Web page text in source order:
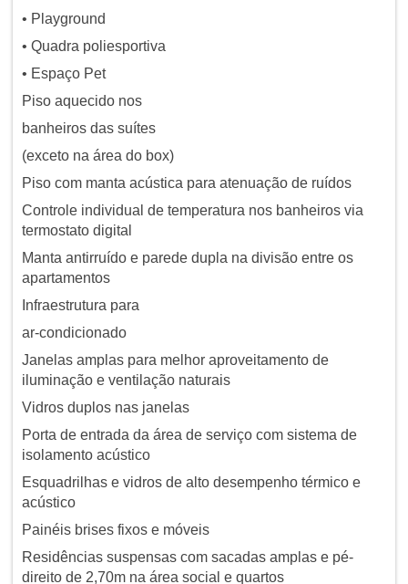
• Playground
• Quadra poliesportiva
• Espaço Pet
Piso aquecido nos
banheiros das suítes
(exceto na área do box)
Piso com manta acústica para atenuação de ruídos
Controle individual de temperatura nos banheiros via
termostato digital
Manta antirruído e parede dupla na divisão entre os
apartamentos
Infraestrutura para
ar-condicionado
Janelas amplas para melhor aproveitamento de
iluminação e ventilação naturais
Vidros duplos nas janelas
Porta de entrada da área de serviço com sistema de
isolamento acústico
Esquadrilhas e vidros de alto desempenho térmico e
acústico
Painéis brises fixos e móveis
Residências suspensas com sacadas amplas e pé-
direito de 2,70m na área social e quartos